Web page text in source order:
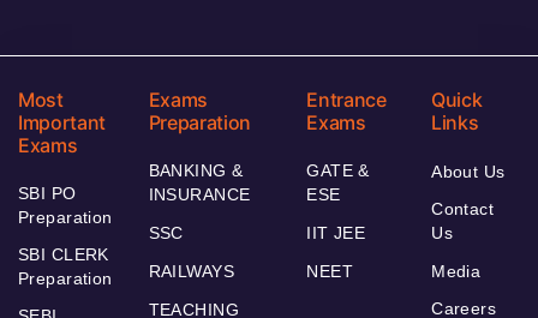
Most
Important
Exams
SBI PO
Preparation
SBI CLERK
Preparation
Exams
Preparation
BANKING &
INSURANCE
SSC
RAILWAYS
TEACHING
Entrance
Exams
GATE &
ESE
IIT JEE
NEET
Quick
Links
About Us
Contact
Us
Media
Careers